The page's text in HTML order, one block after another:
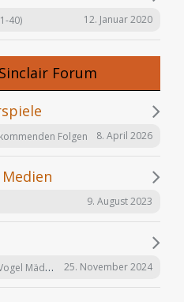
40) 12. Januar 2020
Forum
Folgen 8. April 2026
9. August 2023
Wer oder was Ist Carlotta Das Vogel Mädchen 25. November 2024